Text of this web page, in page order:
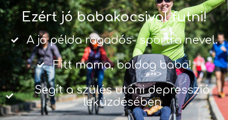
Ezért jó babakocsival futni!
A jó példa ragadós- sportra nevel.
Fitt mama, boldog baba!
Segít a szülés utáni depresszió
leküzdésében